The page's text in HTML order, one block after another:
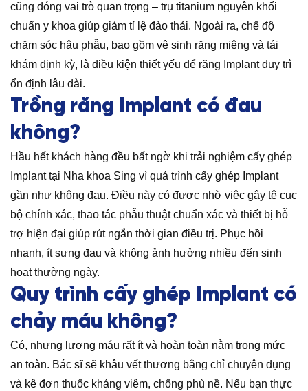
cũng đóng vai trò quan trọng – trụ titanium nguyên khối
chuẩn y khoa giúp giảm tỉ lệ đào thải. Ngoài ra, chế độ
chăm sóc hậu phẫu, bao gồm vệ sinh răng miệng và tái
khám định kỳ, là điều kiện thiết yếu để răng Implant duy trì
ổn định lâu dài.
Trồng răng Implant có đau
không?
Hầu hết khách hàng đều bất ngờ khi trải nghiệm cấy ghép
Implant tại Nha khoa Sing vì quá trình cấy ghép Implant
gần như không đau. Điều này có được nhờ việc gây tê cục
bộ chính xác, thao tác phẫu thuật chuẩn xác và thiết bị hỗ
trợ hiện đại giúp rút ngắn thời gian điều trị. Phục hồi
nhanh, ít sưng đau và không ảnh hưởng nhiều đến sinh
hoạt thường ngày.
Quy trình cấy ghép Implant có
chảy máu không?
Có, nhưng lượng máu rất ít và hoàn toàn nằm trong mức
an toàn. Bác sĩ sẽ khâu vết thương bằng chỉ chuyên dụng
và kê đơn thuốc kháng viêm, chống phù nề. Nếu bạn thực